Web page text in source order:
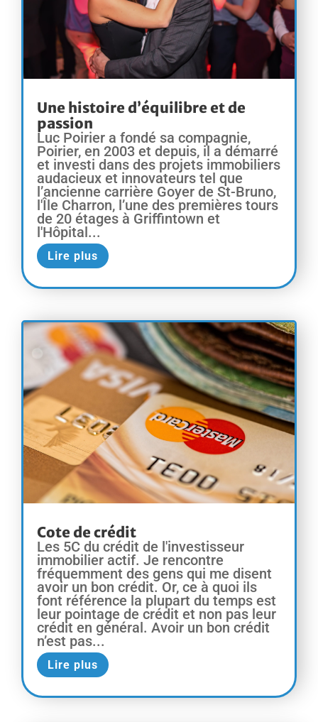
Une histoire d’équilibre et de
passion
Luc Poirier a fondé sa compagnie,
Poirier, en 2003 et depuis, il a démarré
et investi dans des projets immobiliers
audacieux et innovateurs tel que
l’ancienne carrière Goyer de St-Bruno,
l'Île Charron, l’une des premières tours
de 20 étages à Griffintown et
l'Hôpital...
Lire plus
Cote de crédit
Les 5C du crédit de l'investisseur
immobilier actif. Je rencontre
fréquemment des gens qui me disent
avoir un bon crédit. Or, ce à quoi ils
font référence la plupart du temps est
leur pointage de crédit et non pas leur
crédit en général. Avoir un bon crédit
n’est pas...
Lire plus